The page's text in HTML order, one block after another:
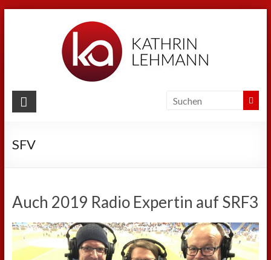
Kathrin
Sport
Privat
SFV
Auch 2019 Radio Expertin auf SRF3